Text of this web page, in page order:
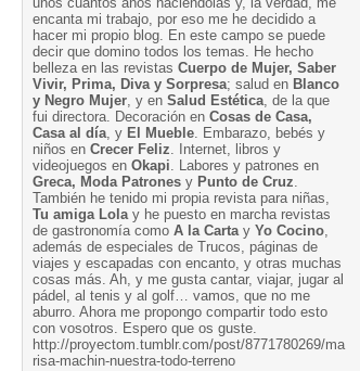
encanta mi trabajo, por eso me he decidido a
hacer mi propio blog. En este campo se puede
decir que domino todos los temas. He hecho
belleza en las revistas Cuerpo de Mujer, Saber
Vivir, Prima, Diva y Sorpresa; salud en Blanco
y Negro Mujer, y en Salud Estética, de la que
fui directora. Decoración en Cosas de Casa,
Casa al día, y El Mueble. Embarazo, bebés y
niños en Crecer Feliz. Internet, libros y
videojuegos en Okapi. Labores y patrones en
Greca, Moda Patrones y Punto de Cruz.
También he tenido mi propia revista para niñas,
Tu amiga Lolay he puesto en marcha revistas
de gastronomía como A la Cartay Yo Cocino,
además de especiales de Trucos, páginas de
viajes y escapadas con encanto, y otras muchas
cosas más. Ah, y me gusta cantar, viajar, jugar al
pádel, al tenis y al golf… vamos, que no me
aburro. Ahora me propongo compartir todo esto
con vosotros. Espero que os guste.
http://proyectom.tumblr.com/post/8771780269/ma
risa-machin-nuestra-todo-terreno